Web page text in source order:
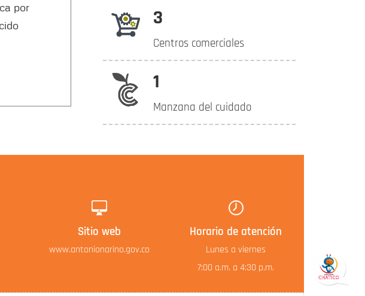
por
3
Centros comerciales
1
Manzana del cuidado
Sitio web
www.antonionarino.gov.co
Horario de atención
Lunes a viernes
7:00 a.m. a 4:30 p.m.